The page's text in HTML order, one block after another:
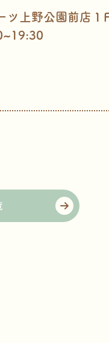
ツ上野公園前店１